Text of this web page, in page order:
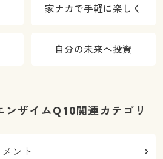
家ナカで手軽に楽しく
自分の未来へ投資
ンザイムQ10関連カテゴリ
ント